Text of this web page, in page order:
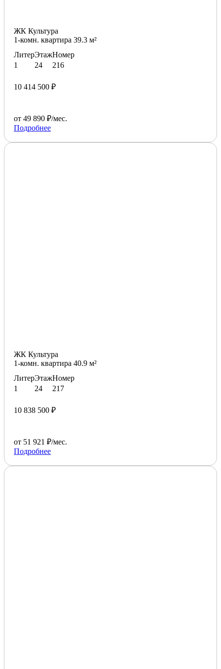
ЖК Культура
1-комн. квартира 39.3 м²
Литер
1
Этаж
24
Номер
216
10 414 500 ₽
от 49 890 ₽/мес.
Подробнее
ЖК Культура
1-комн. квартира 40.9 м²
Литер
1
Этаж
24
Номер
217
10 838 500 ₽
от 51 921 ₽/мес.
Подробнее